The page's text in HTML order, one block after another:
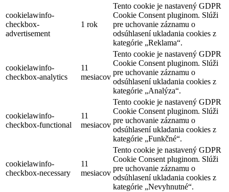
cookielawinfo-
checkbox-
advertisement
1 rok
Tento cookie je nastavený GDPR
Cookie Consent pluginom. Slúži
pre uchovanie záznamu o
odsúhlasení ukladania cookies z
kategórie „Reklama“.
cookielawinfo-
checkbox-analytics
11
mesiacov
Tento cookie je nastavený GDPR
Cookie Consent pluginom. Slúži
pre uchovanie záznamu o
odsúhlasení ukladania cookies z
kategórie „Analýza“.
cookielawinfo-
checkbox-functional
11
mesiacov
Tento cookie je nastavený GDPR
Cookie Consent pluginom. Slúži
pre uchovanie záznamu o
odsúhlasení ukladania cookies z
kategórie „Funkčné“.
cookielawinfo-
checkbox-necessary
11
mesiacov
Tento cookie je nastavený GDPR
Cookie Consent pluginom. Slúži
pre uchovanie záznamu o
odsúhlasení ukladania cookies z
kategórie „Nevyhnutné“.